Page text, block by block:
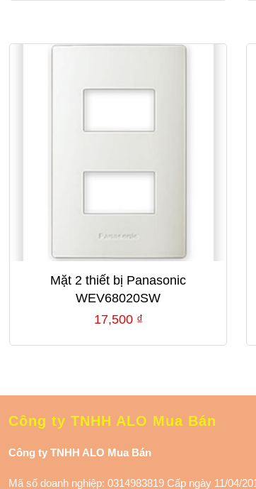
Mặt 2 thiết bị Panasonic
WEV68020SW
17,500 ₫
Công ty TNHH ALO Mua Bán
Công ty TNHH ALO Mua Bán
Mã số doanh nghiệp: 0314983819 Cấp ngày 11/04/